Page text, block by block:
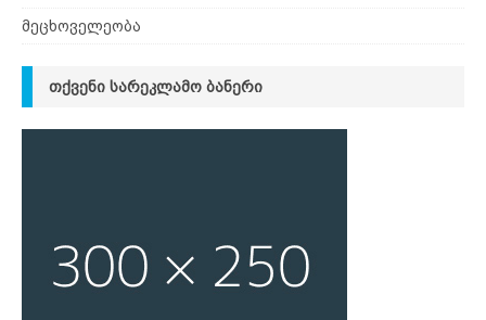
მეცხოველეობა
ᲗᲥᲕᲔᲜᲘ ᲡᲐᲠᲔᲙᲚᲐᲛᲝ ᲑᲐᲜᲔᲠᲘ